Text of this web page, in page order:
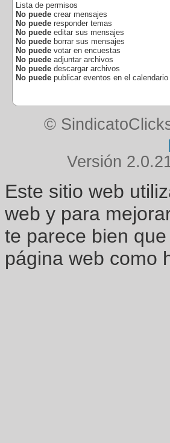
Lista de permisos
No puede crear mensajes
No puede responder temas
No puede editar sus mensajes
No puede borrar sus mensajes
No puede votar en encuestas
No puede adjuntar archivos
No puede descargar archivos
No puede publicar eventos en el calendario
©
Versión
Este sitio web
web y para
te parece bien
página web como